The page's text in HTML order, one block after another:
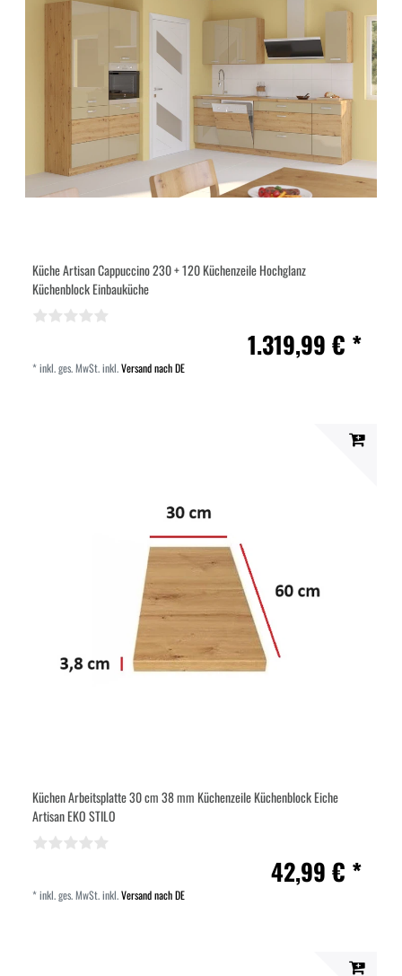
Küche Artisan Cappuccino 230 + 120 Küchenzeile Hochglanz
Küchenblock Einbauküche
1.319,99 € *
*inkl. ges. MwSt.inkl.Versand nach DE
Küchen Arbeitsplatte 30 cm 38 mm Küchenzeile Küchenblock Eiche
Artisan EKO STILO
42,99 € *
*inkl. ges. MwSt.inkl.Versand nach DE